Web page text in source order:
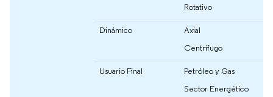
Rotativo
Dinámico
Axial
Centrífugo
Usuario Final
Petróleo y Gas
Sector Energético